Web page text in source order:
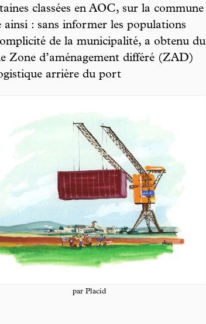
classées en AOC, sur la commune
ainsi : sans informer les populations
de la municipalité, a obtenu du
Zone d’aménagement différé (ZAD)
arrière du port
par Placid